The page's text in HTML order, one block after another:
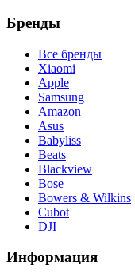
Бренды
Все бренды
Xiaomi
Apple
Samsung
Amazon
Asus
Babyliss
Beats
Blackview
Bose
Bowers & Wilkins
Cubot
DJI
Информация